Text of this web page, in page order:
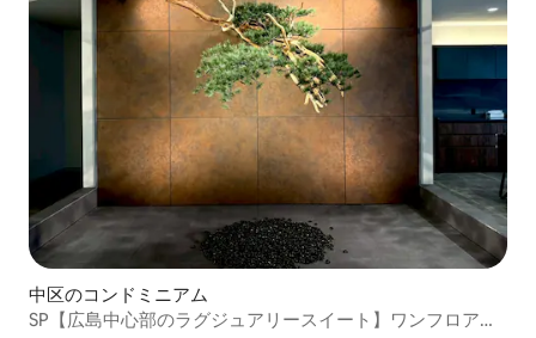
中区のコンドミニアム
SP【広島中心部のラグジュアリースイート】ワンフロア貸